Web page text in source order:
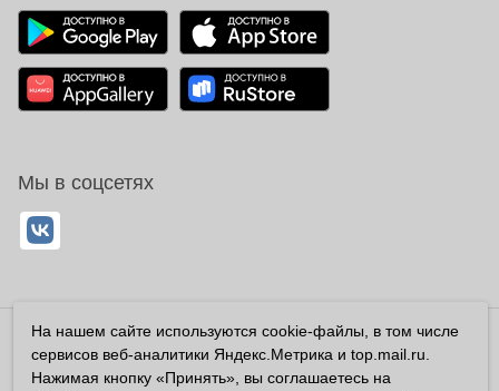
Мы в соцсетях
Владелец сайта ООО «Суперфарма» ОГРН 1032700302194
Все права защищены ©2026
На нашем сайте используются cookie-файлы, в том числе
сервисов веб-аналитики Яндекс.Метрика и top.mail.ru.
Нажимая кнопку «Принять», вы соглашаетесь на